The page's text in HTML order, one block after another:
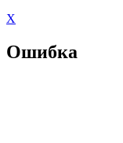
X
Ошибка